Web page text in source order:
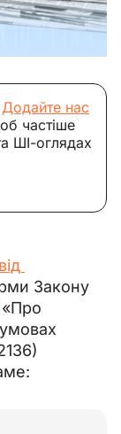
Додайте нас
частіше
ШІ-оглядах
від
Закону
«Про